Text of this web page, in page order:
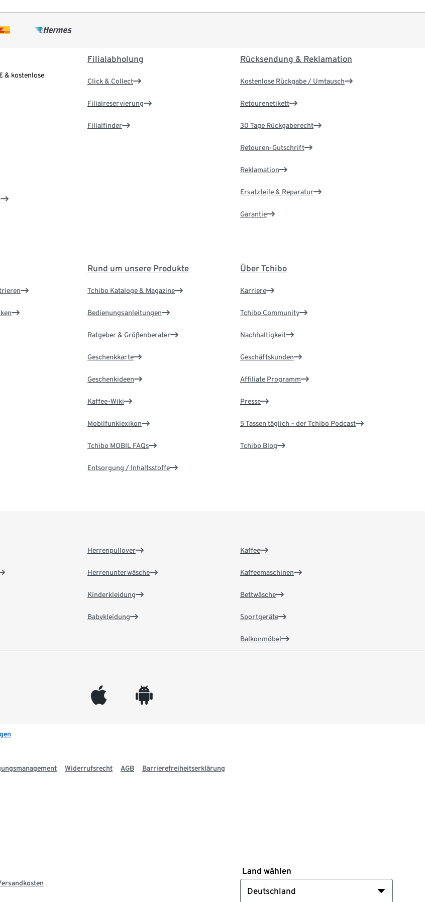
& kostenlose
Filialabholung
Click & Collect
Filialreservierung
Filialfinder
Rücksendung & Reklamation
Kostenlose Rückgabe / Umtausch
Retourenetikett
30 Tage Rückgaberecht
Retouren-Gutschrift
Reklamation
Ersatzteile & Reparatur
Garantie
Rund um unsere Produkte
Tchibo Kataloge & Magazine
Bedienungsanleitungen
Ratgeber & Größenberater
Geschenkkarte
Geschenkideen
Kaffee-Wiki
Mobilfunklexikon
Tchibo MOBIL FAQs
Entsorgung / Inhaltsstoffe
Über Tchibo
Karriere
Tchibo Community
Nachhaltigkeit
Geschäftskunden
Affiliate Programm
Presse
5 Tassen täglich – der Tchibo Podcast
Tchibo Blog
Herrenpullover
Herrenunterwäsche
Kinderkleidung
Babykleidung
Kaffee
Kaffeemaschinen
Bettwäsche
Sportgeräte
Balkonmöbel
appleinc android
Widerrufsrecht AGB Barrierefreiheitserklärung
Land wählen
Deutschland